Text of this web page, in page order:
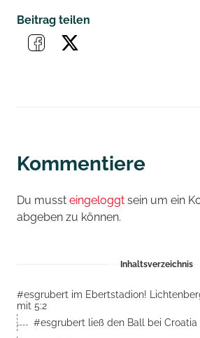
Beitrag teilen
Kommentiere
Du musst eingeloggt sein um ein
abgeben zu können.
Inhaltsverzeichnis
#esgrubert im Ebertstadion!
mit 5:2
#esgrubert ließ den Ball bei Croatia